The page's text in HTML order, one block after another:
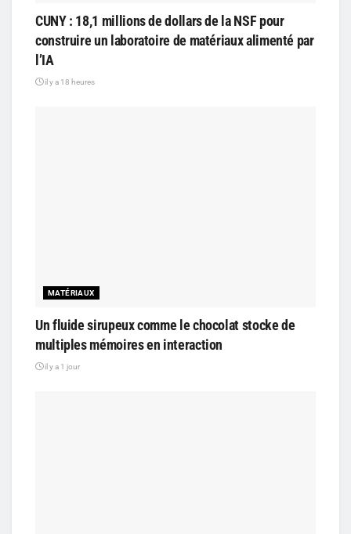
CUNY : 18,1 millions de dollars de la NSF pour
construire un laboratoire de matériaux alimenté par
l’IA
il y a 18 heures
MATÉRIAUX
Un fluide sirupeux comme le chocolat stocke de
multiples mémoires en interaction
il y a 1 jour